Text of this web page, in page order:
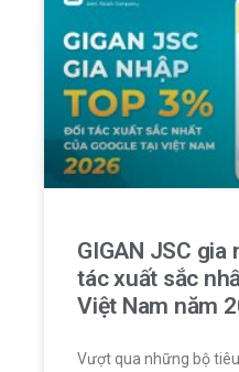
GIGAN JSC gia
tác xuất sắc
Việt Nam năm
Vượt qua những bộ